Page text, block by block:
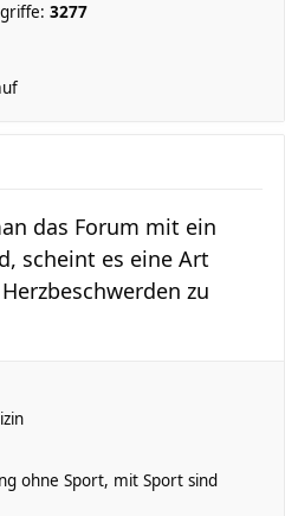
3277
das Forum mit ein
scheint es eine Art
zu
ohne Sport, mit Sport sind